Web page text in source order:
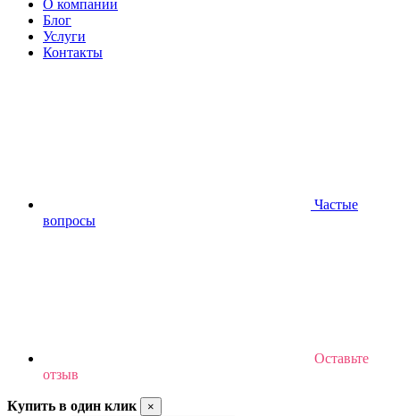
О компании
Блог
Услуги
Контакты
Частые
вопросы
Оставьте
отзыв
Купить в один клик ×